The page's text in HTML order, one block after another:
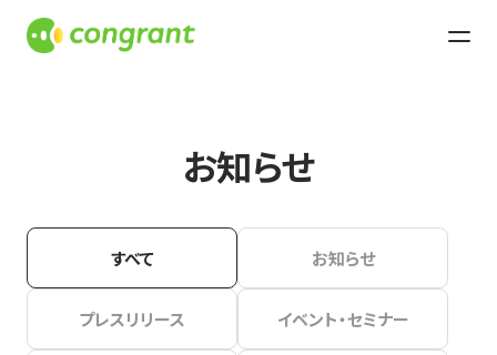
お知らせ
すべて お知らせ
プレスリリース イベント・セミナー